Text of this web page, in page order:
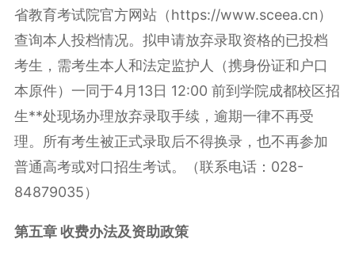
省教育考试院官方网站（https://www.sceea.cn）
查询本人投档情况。拟申请放弃录取资格的已投档
考生，需考生本人和法定监护人（携身份证和户口
本原件）一同于4月13日 12:00 前到学院成都校区招
生**处现场办理放弃录取手续，逾期一律不再受
理。所有考生被正式录取后不得换录，也不再参加
普通高考或对口招生考试。（联系电话：028-
84879035）
第五章 收费办法及资助政策